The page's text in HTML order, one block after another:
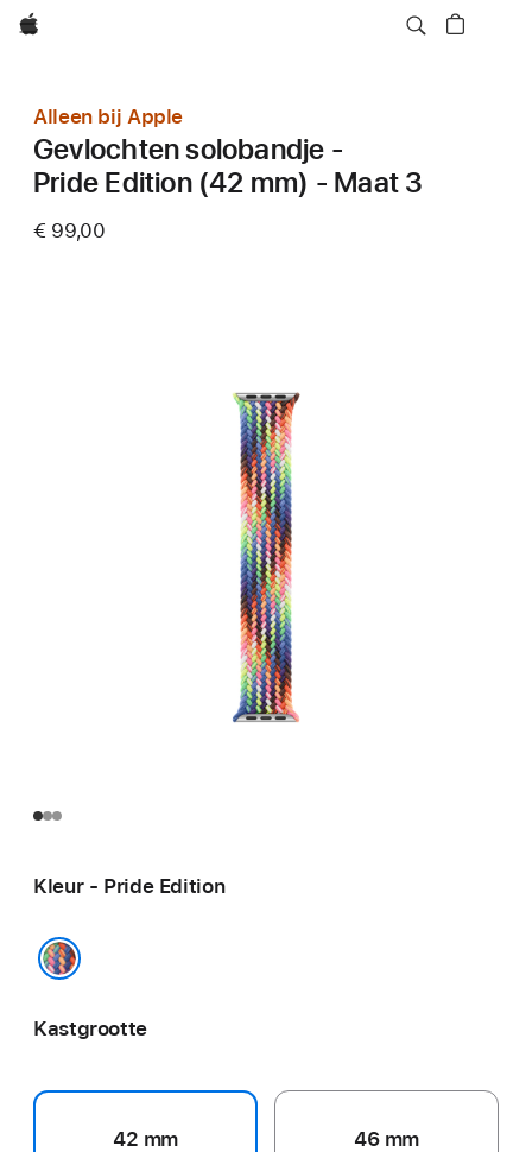
Apple
Alleen bij Apple
Gevlochten solobandje -
Pride Edition (42 mm) - Maat 3
€ 99,00
Kleur - Pride Edition
Kastgrootte
42 mm 46 mm